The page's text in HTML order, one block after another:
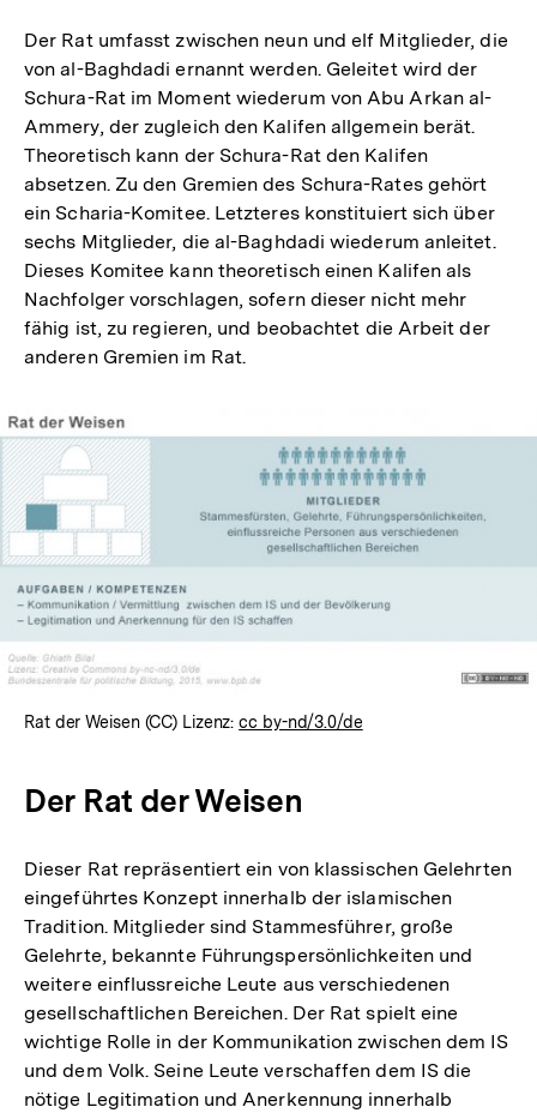
Der Rat umfasst zwischen neun und elf Mitglieder, die
von al-Baghdadi ernannt werden. Geleitet wird der
Schura-Rat im Moment wiederum von Abu Arkan al-
Ammery, der zugleich den Kalifen allgemein berät.
Theoretisch kann der Schura-Rat den Kalifen
absetzen. Zu den Gremien des Schura-Rates gehört
ein Scharia-Komitee. Letzteres konstituiert sich über
sechs Mitglieder, die al-Baghdadi wiederum anleitet.
Dieses Komitee kann theoretisch einen Kalifen als
Nachfolger vorschlagen, sofern dieser nicht mehr
fähig ist, zu regieren, und beobachtet die Arbeit der
anderen Gremien im Rat.
Rat der Weisen (CC) Lizenz:cc by-nd/3.0/de
Der Rat der Weisen
Dieser Rat repräsentiert ein von klassischen Gelehrten
eingeführtes Konzept innerhalb der islamischen
Tradition. Mitglieder sind Stammesführer, große
Gelehrte, bekannte Führungspersönlichkeiten und
weitere einflussreiche Leute aus verschiedenen
gesellschaftlichen Bereichen. Der Rat spielt eine
wichtige Rolle in der Kommunikation zwischen dem IS
und dem Volk. Seine Leute verschaffen dem IS die
nötige Legitimation und Anerkennung innerhalb